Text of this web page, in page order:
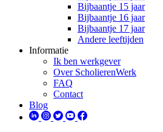
Bijbaantje 15 jaar
Bijbaantje 16 jaar
Bijbaantje 17 jaar
Andere leeftijden
Informatie
Ik ben werkgever
Over ScholierenWerk
FAQ
Contact
Blog